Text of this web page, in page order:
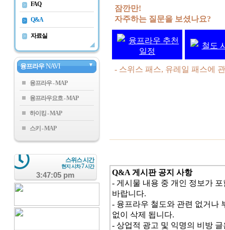
> FAQ
> Q&A
> 자료실
융프라우 NAVI ▼
융프라우
융프라우요흐
하이킹
스키
스위스 시간
현지 시차7시간
3:47:06 pm
잠깐만!
자주하는 질문을 보셨나요?
융프라우 추천
일정
철도
- 스위스 패스, 유레일 패스에
Q&A 게시판 공지 사항
- 게시물 내용 중 개인 정보가
바랍니다.
- 융프라우 철도와 관련 없거나
없이 삭제 됩니다.
- 상업적 광고 및 익명의 비방